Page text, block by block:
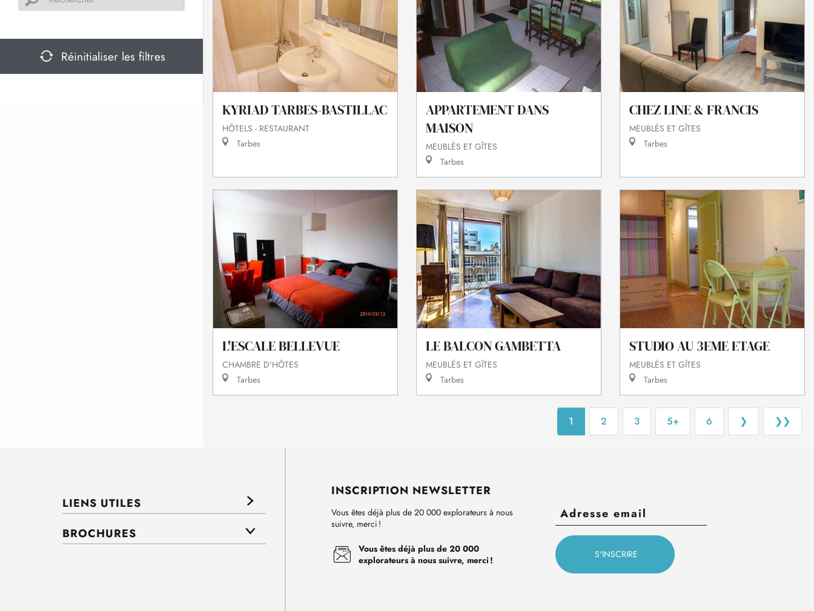
Réinitialiser les filtres
KYRIAD TARBES-BASTILLAC
HÔTELS - RESTAURANT
Tarbes
APPARTEMENT DANS
MAISON
MEUBLÉS ET GÎTES
Tarbes
CHEZ LINE & FRANCIS
MEUBLÉS ET GÎTES
Tarbes
L'ESCALE BELLEVUE
CHAMBRE D'HÔTES
Tarbes
LE BALCON GAMBETTA
MEUBLÉS ET GÎTES
Tarbes
STUDIO AU 3EME ETAGE
MEUBLÉS ET GÎTES
Tarbes
1 2 3 5+ 6 ❯ ❯❯
LIENS UTILES
BROCHURES
INSCRIPTION NEWSLETTER
Vous êtes déjà plus de 20 000 explorateurs à nous
suivre, merci !
Vous êtes déjà plus de 20 000
explorateurs à nous suivre, merci !